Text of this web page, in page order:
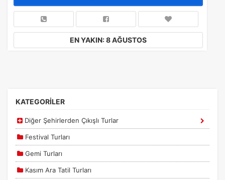
EN YAKIN: 8 AĞUSTOS
KATEGORİLER
Diğer Şehirlerden Çıkışlı Turlar
Festival Turları
Gemi Turları
Kasım Ara Tatil Turları